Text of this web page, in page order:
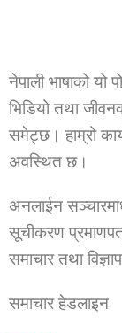
नेपाली भाषाको यो
भिडियो तथा
समेट्छ। हाम्रो
अवस्थित छ।
अनलाईन
सूचीकरण
समाचार तथा
समाचार हेडलाइन